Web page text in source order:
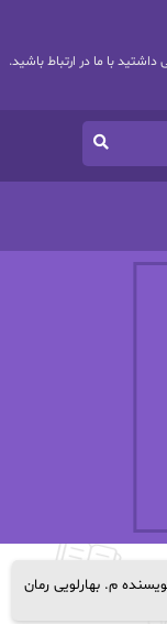
با ما در ارتباط باشید.
م. بهارلویی رمان